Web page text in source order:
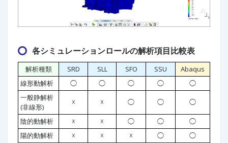
各シミュレーションロールの解析項目比較表
解析種類 SRD SLL SFO SSU
Abaqus
線形動解析
◯ ◯ ◯ ◯
◯
一般静解析
(非線形)
☓ ☓ ◯ ◯ ◯
陰的動解析 ☓ ☓ ◯ ◯
◯
陽的動解析
☓ ☓ ☓ ◯
◯